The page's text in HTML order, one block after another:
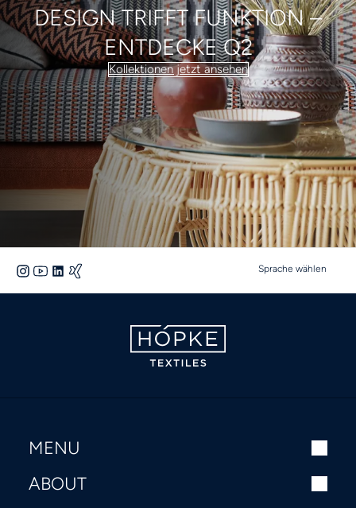
DESIGN TRIFFT FUNKTION –
ENTDECKE Q2
Kollektionen jetzt ansehen
Sprache wählen
MENU
ABOUT